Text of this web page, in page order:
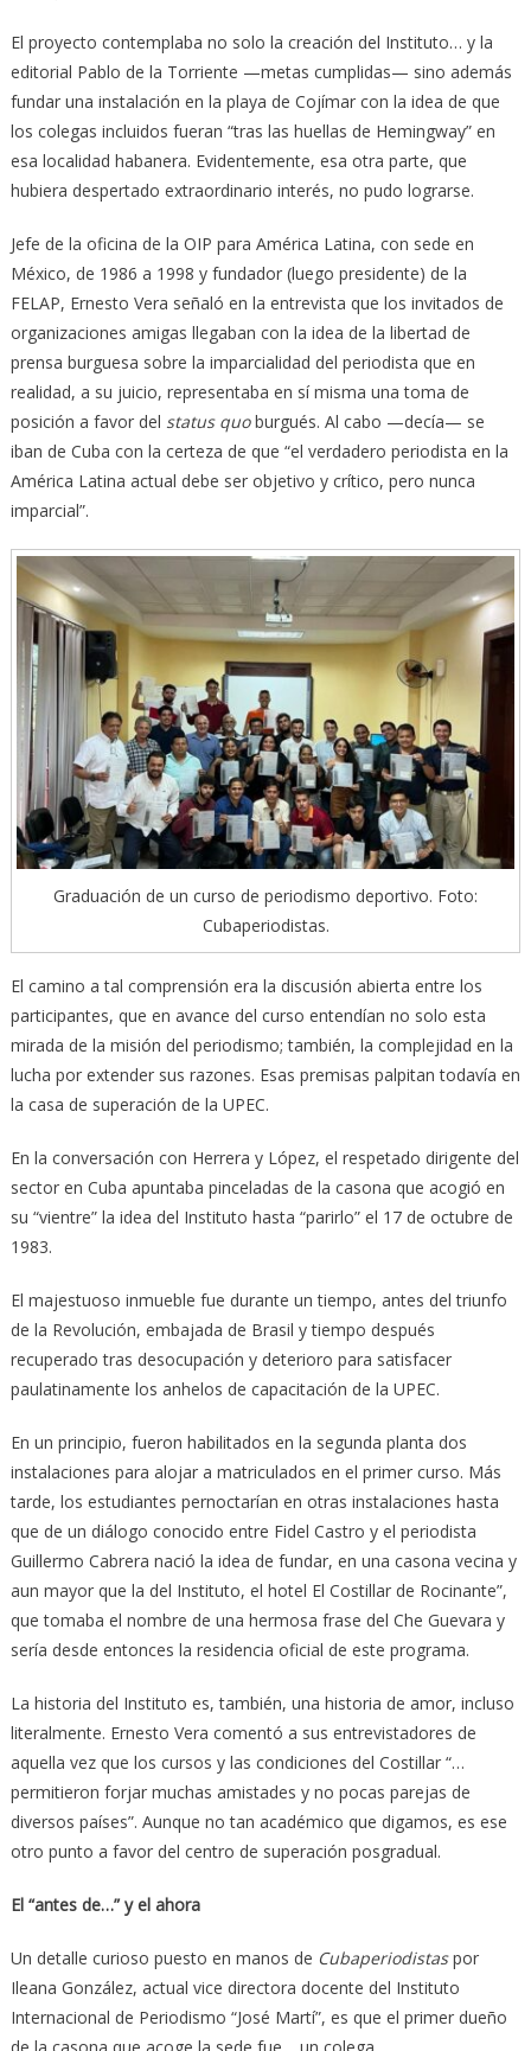
El proyecto contemplaba no solo la creación del Instituto… y la
editorial Pablo de la Torriente —metas cumplidas— sino además
fundar una instalación en la playa de Cojímar con la idea de que
los colegas incluidos fueran “tras las huellas de Hemingway” en
esa localidad habanera. Evidentemente, esa otra parte, que
hubiera despertado extraordinario interés, no pudo lograrse.
Jefe de la oficina de la OIP para América Latina, con sede en
México, de 1986 a 1998 y fundador (luego presidente) de la
FELAP, Ernesto Vera señaló en la entrevista que los invitados de
organizaciones amigas llegaban con la idea de la libertad de
prensa burguesa sobre la imparcialidad del periodista que en
realidad, a su juicio, representaba en sí misma una toma de
posición a favor del status quoburgués. Al cabo —decía— se
iban de Cuba con la certeza de que “el verdadero periodista en la
América Latina actual debe ser objetivo y crítico, pero nunca
imparcial”.
Graduación de un curso de periodismo deportivo. Foto:
Cubaperiodistas.
El camino a tal comprensión era la discusión abierta entre los
participantes, que en avance del curso entendían no solo esta
mirada de la misión del periodismo; también, la complejidad en la
lucha por extender sus razones. Esas premisas palpitan todavía en
la casa de superación de la UPEC.
En la conversación con Herrera y López, el respetado dirigente del
sector en Cuba apuntaba pinceladas de la casona que acogió en
su “vientre” la idea del Instituto hasta “parirlo” el 17 de octubre de
1983.
El majestuoso inmueble fue durante un tiempo, antes del triunfo
de la Revolución, embajada de Brasil y tiempo después
recuperado tras desocupación y deterioro para satisfacer
paulatinamente los anhelos de capacitación de la UPEC.
En un principio, fueron habilitados en la segunda planta dos
instalaciones para alojar a matriculados en el primer curso. Más
tarde, los estudiantes pernoctarían en otras instalaciones hasta
que de un diálogo conocido entre Fidel Castro y el periodista
Guillermo Cabrera nació la idea de fundar, en una casona vecina y
aun mayor que la del Instituto, el hotel El Costillar de Rocinante”,
que tomaba el nombre de una hermosa frase del Che Guevara y
sería desde entonces la residencia oficial de este programa.
La historia del Instituto es, también, una historia de amor, incluso
literalmente. Ernesto Vera comentó a sus entrevistadores de
aquella vez que los cursos y las condiciones del Costillar “…
permitieron forjar muchas amistades y no pocas parejas de
diversos países”. Aunque no tan académico que digamos, es ese
otro punto a favor del centro de superación posgradual.
El “antes de…” y el ahora
Un detalle curioso puesto en manos de Cubaperiodistaspor
Ileana González, actual vice directora docente del Instituto
Internacional de Periodismo “José Martí”, es que el primer dueño
de la casona que acoge la sede fue… un colega.